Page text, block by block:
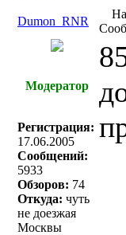
Dumon_RNR
Модератор
Регистрация:
17.06.2005
Сообщений:
5933
Обзоров: 74
Откуда: чуть
не доезжая
Москвы